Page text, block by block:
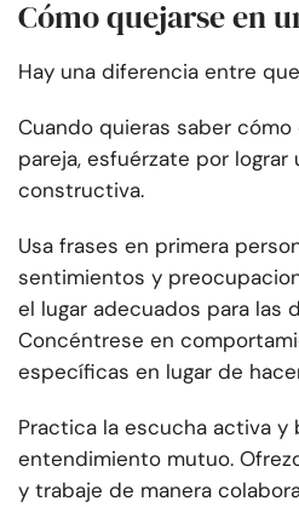
Cómo quejarse en
Hay una diferencia entre
Cuando quieras saber
pareja, esfuérzate por lograr
constructiva.
Usa frases en primera
sentimientos y
el lugar adecuados para las
Concéntrese en
específicas en lugar de
Practica la escucha activa y
entendimiento mutuo.
y trabaje de manera